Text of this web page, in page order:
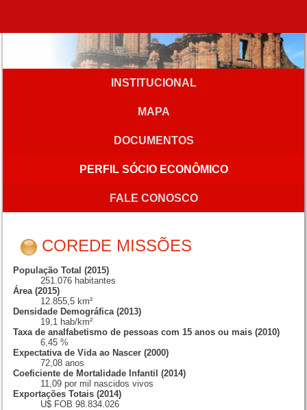
INSTITUCIONAL
MAPA
DOCUMENTOS
PERFIL SÓCIO ECONÔMICO
FALE CONOSCO
COREDE MISSÕES
População Total (2015)
251.076 habitantes
Área (2015)
12.855,5 km²
Densidade Demográfica (2013)
19,1 hab/km²
Taxa de analfabetismo de pessoas com 15 anos ou mais (2010)
6,45 %
Expectativa de Vida ao Nascer (2000)
72,08 anos
Coeficiente de Mortalidade Infantil (2014)
11,09 por mil nascidos vivos
Exportações Totais (2014)
U$ FOB 98.834.026